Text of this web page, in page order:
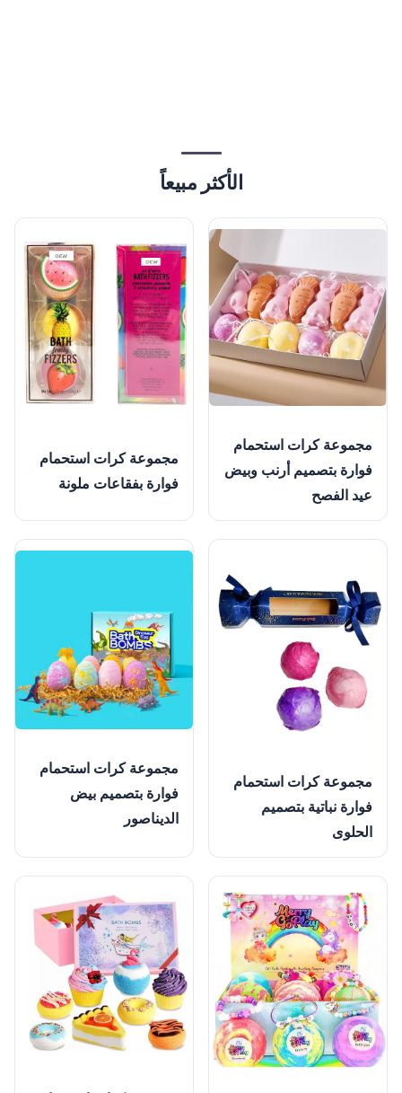
الأكثر مبيعاً
مجموعة كرات استحمام
فوارة بتصميم أرنب وبيض
عيد الفصح
مجموعة كرات استحمام
فوارة بفقاعات ملونة
مجموعة كرات استحمام
فوارة نباتية بتصميم
الحلوى
مجموعة كرات استحمام
فوارة بتصميم بيض
الديناصور